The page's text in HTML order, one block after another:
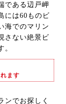
である辺戸岬
には60ものビ
海でのマリン
さない絶景ビ
。
ます
でお探しく